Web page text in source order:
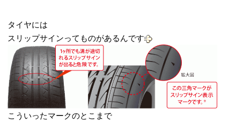
タイヤには
スリップサインってものがあるんです
こういったマークのとこまで